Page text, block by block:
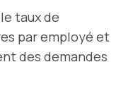
taux de
par employé et
des demandes